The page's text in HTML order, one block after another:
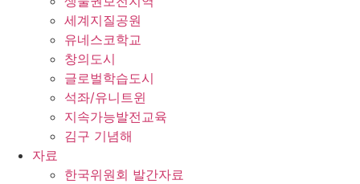
세계지질공원
유네스코학교
창의도시
글로벌학습도시
석좌/유니트윈
지속가능발전교육
김구 기념해
자료
한국위원회 발간자료